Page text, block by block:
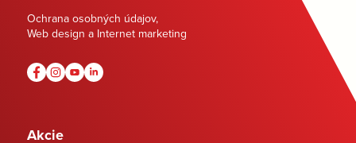
Ochrana osobných údajov,
Web design a Internet marketing
Akcie